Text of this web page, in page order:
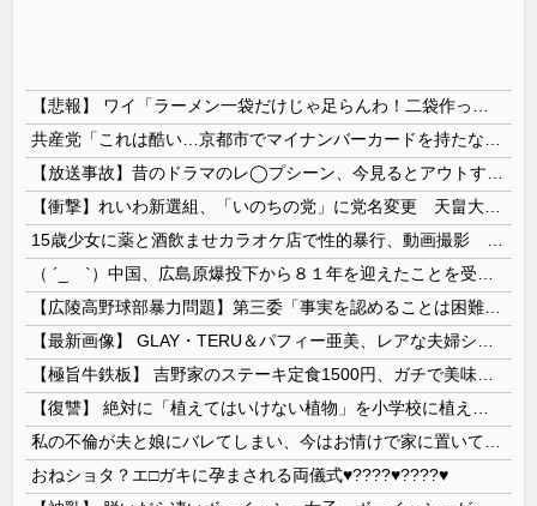
おねショタ？エ□ガキに孕まされる両儀式♥️????♥️????♥️